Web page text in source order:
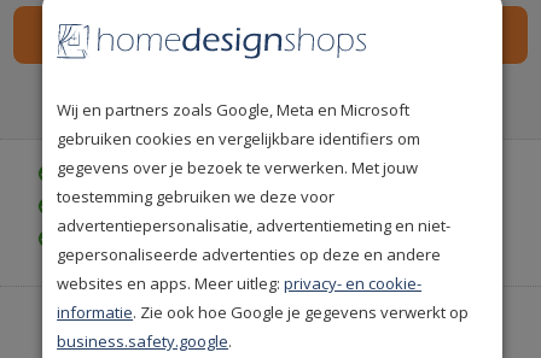
Gratis bezorgd vanaf € 35,-
Achteraf betalen is mogelijk
Gratis achteraf betalen
Heeft u hulp nodig of wilt u telefonisch bestellen?
Neem contact met ons op.
Wij en partners zoals Google, Meta en Microsoft
gebruiken cookies en vergelijkbare identifiers om
gegevens over je bezoek te verwerken. Met jouw
toestemming gebruiken we deze voor
advertentiepersonalisatie, advertentiemeting en niet-
gepersonaliseerde advertenties op deze en andere
websites en apps. Meer uitleg:privacy- en cookie-
informatie. Zie ook hoe Google je gegevens verwerkt op
business.safety.google.